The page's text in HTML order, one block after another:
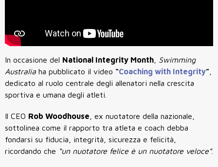
In occasione del National Integrity Month
Swimming
Australia ha pubblicato il video “Coaching with Integrity”
dedicato al ruolo centrale degli allenatori nella crescita
sportiva e umana degli atleti.
Il CEO Rob Woodhouse , ex nuotatore della nazionale,
sottolinea come il rapporto tra atleta e coach debba
fondarsi su fiducia, integrità, sicurezza e felicità,
ricordando che “un nuotatore felice è un nuotatore veloce”.